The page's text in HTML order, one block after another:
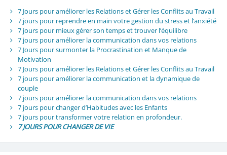
7 Jours pour améliorer les Relations et Gérer les Conflits au Travail
7 jours pour reprendre en main votre gestion du stress et l’anxiété
7 jours pour mieux gérer son temps et trouver l’équilibre
7 jours pour améliorer la communication dans vos relations
7 Jours pour surmonter la Procrastination et Manque de
Motivation
7 Jours pour améliorer les Relations et Gérer les Conflits au Travail
7 jours pour améliorer la communication et la dynamique de
couple
7 jours pour améliorer la communication dans vos relations
7 jours pour changer d’Habitudes avec les Enfants
7 jours pour transformer votre relation en profondeur.
7 JOURS POUR CHANGER DE VIE